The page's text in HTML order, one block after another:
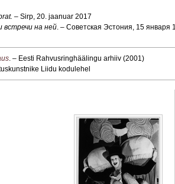
– Sirp, 20. jaanuar 2017
встречи на ней. – Советская Эстония, 15 января
. – Eesti Rahvusringhäälingu arhiiv (2001)
Liidu kodulehel